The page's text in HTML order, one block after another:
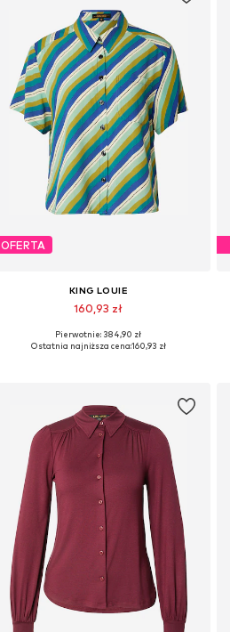
OFERTA
KING LOUIE
160,93 zł
Dostępne rozmiary: XS, S, L
Pierwotnie: 384,90 zł
Ostatnia najniższa cena:160,93 zł